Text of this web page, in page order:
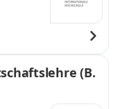
(B.